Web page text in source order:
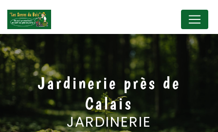
Jardinerie près de
Calais
JARDINERIE